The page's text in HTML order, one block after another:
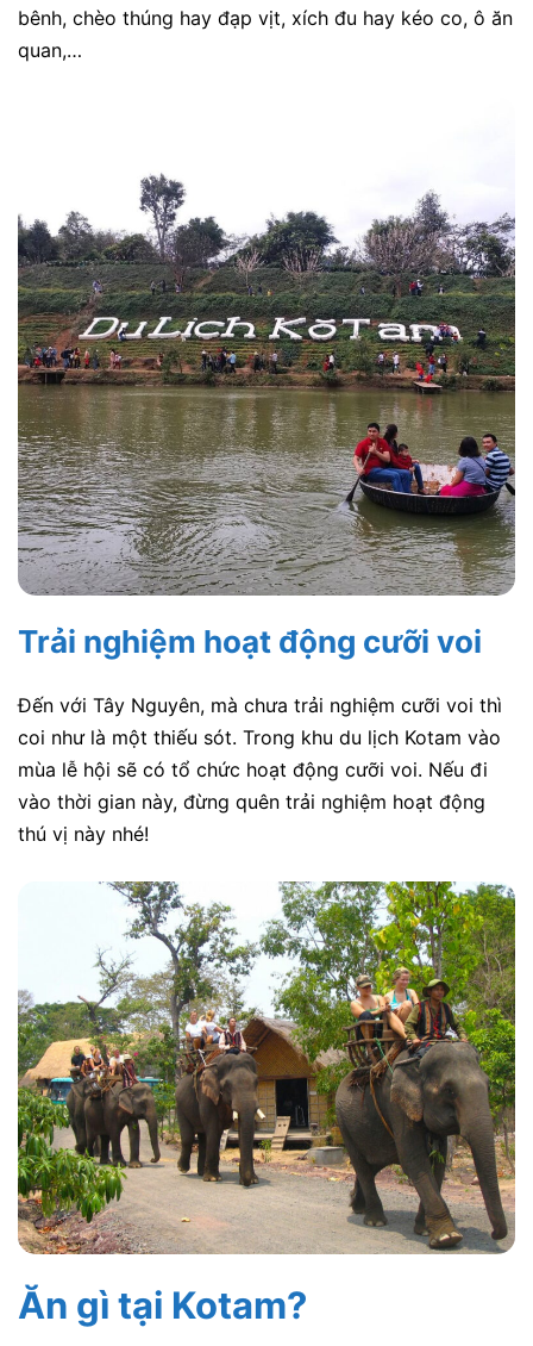
bênh, chèo thúng hay đạp vịt, xích đu hay kéo co, ô ăn
quan,…
Trải nghiệm hoạt động cưỡi voi
Đến với Tây Nguyên, mà chưa trải nghiệm cưỡi voi thì
coi như là một thiếu sót. Trong khu du lịch Kotam vào
mùa lễ hội sẽ có tổ chức hoạt động cưỡi voi. Nếu đi
vào thời gian này, đừng quên trải nghiệm hoạt động
thú vị này nhé!
Ăn gì tại Kotam?